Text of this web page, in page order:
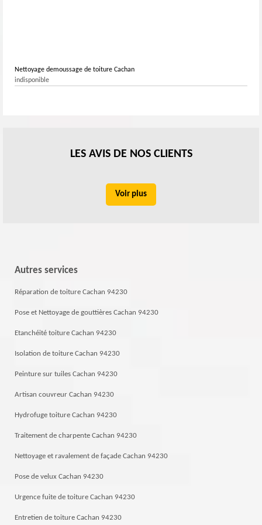
Nettoyage demoussage de toiture Cachan
indisponible
LES AVIS DE NOS CLIENTS
Voir plus
Autres services
Réparation de toiture Cachan 94230
Pose et Nettoyage de gouttières Cachan 94230
Etanchéité toiture Cachan 94230
Isolation de toiture Cachan 94230
Peinture sur tuiles Cachan 94230
Artisan couvreur Cachan 94230
Hydrofuge toiture Cachan 94230
Traitement de charpente Cachan 94230
Nettoyage et ravalement de façade Cachan 94230
Pose de velux Cachan 94230
Urgence fuite de toiture Cachan 94230
Entretien de toiture Cachan 94230